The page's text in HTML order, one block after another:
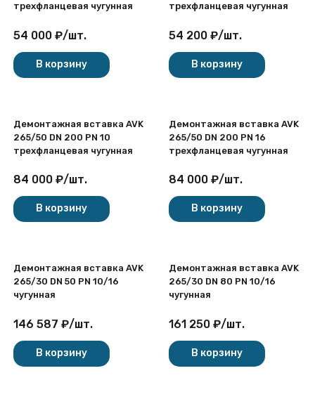
трехфланцевая чугунная
54 000 ₽/шт.
В корзину
трехфланцевая чугунная
54 200 ₽/шт.
В корзину
Демонтажная вставка AVK
265/50 DN 200 PN 10
трехфланцевая чугунная
84 000 ₽/шт.
В корзину
Демонтажная вставка AVK
265/50 DN 200 PN 16
трехфланцевая чугунная
84 000 ₽/шт.
В корзину
Демонтажная вставка AVK
265/30 DN 50 PN 10/16
чугунная
146 587 ₽/шт.
В корзину
Демонтажная вставка AVK
265/30 DN 80 PN 10/16
чугунная
161 250 ₽/шт.
В корзину